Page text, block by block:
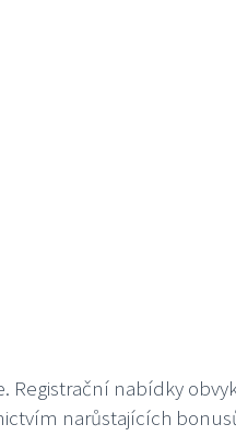
Registrační nabídky
narůstajících